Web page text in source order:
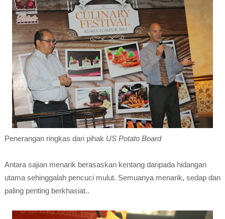
Penerangan ringkas dari pihak US Potato Board
Antara sajian menarik berasaskan kentang daripada hidangan
utama sehinggalah pencuci mulut. Semuanya menarik, sedap dan
paling penting berkhasiat..